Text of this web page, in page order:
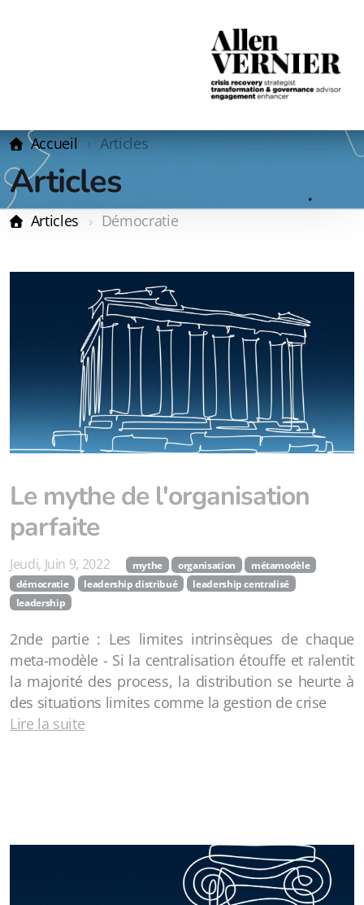
Accueil Articles
Articles
Articles Démocratie
Le mythe de l'organisation
parfaite
Jeudi, Juin 9, 2022 mythe organisation
métamodèle
démocratie
leadership distribué
leadership centralisé
leadership
2nde partie : Les limites intrinsèques de chaque
meta-modèle - Si la centralisation étouffe et ralentit
la majorité des process, la distribution se heurte à
des situations limites comme la gestion de crise
Lire la suite